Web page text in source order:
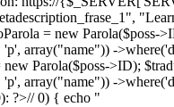
= new
array("name")) -
Parola($poss->ID);
array("name")) -
?>// 0) { echo "